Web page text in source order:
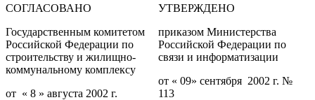
СОГЛАСОВАНО
Государственным комитетом
Российской Федерации по
строительству и жилищно-
коммунальному комплексу
от « 8 » августа 2002 г.
УТВЕРЖДЕНО
приказом Министерства
Российской Федерации по
связи и информатизации
от « 09» сентября 2002 г. №
113